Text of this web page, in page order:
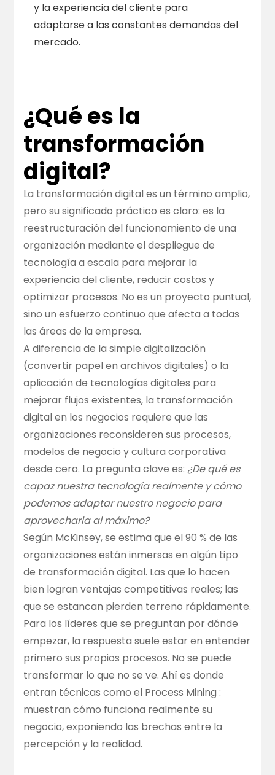
y la experiencia del cliente para
adaptarse a las constantes demandas del
mercado.
¿Qué es la
transformación
digital?
La transformación digital es un término amplio,
pero su significado práctico es claro: es la
reestructuración del funcionamiento de una
organización mediante el despliegue de
tecnología a escala para mejorar la
experiencia del cliente, reducir costos y
optimizar procesos. No es un proyecto puntual,
sino un esfuerzo continuo que afecta a todas
las áreas de la empresa.
A diferencia de la simple digitalización
(convertir papel en archivos digitales) o la
aplicación de tecnologías digitales para
mejorar flujos existentes, la transformación
digital en los negocios requiere que las
organizaciones reconsideren sus procesos,
modelos de negocio y cultura corporativa
desde cero. La pregunta clave es: ¿De qué es
capaz nuestra tecnología realmente y cómo
podemos adaptar nuestro negocio para
aprovecharla al máximo?
Según McKinsey, se estima que el 90 % de las
organizaciones están inmersas en algún tipo
de transformación digital. Las que lo hacen
bien logran ventajas competitivas reales; las
que se estancan pierden terreno rápidamente.
Para los líderes que se preguntan por dónde
empezar, la respuesta suele estar en entender
primero sus propios procesos. No se puede
transformar lo que no se ve. Ahí es donde
entran técnicas como el Process Mining :
muestran cómo funciona realmente su
negocio, exponiendo las brechas entre la
percepción y la realidad.